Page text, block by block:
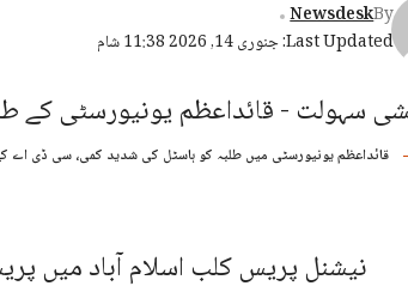
Last Updated: جنوری 14, 2026 11:38 شام
By
Newsdesk
قائداعظم یونیورسٹی میں طلبہ کو ہاسٹل کی شدید کمی، سی ڈی اے
نیشنل پریس کلب اسلام آباد میں